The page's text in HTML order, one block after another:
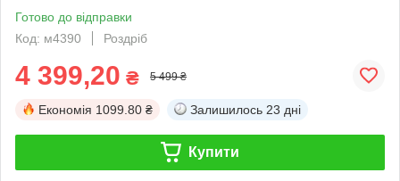
Готово до відправки
Код: м4390
Роздріб
4 399,20 ₴ 5 499 ₴
Економія 1099.80 ₴ Залишилось 23 дні
Купити